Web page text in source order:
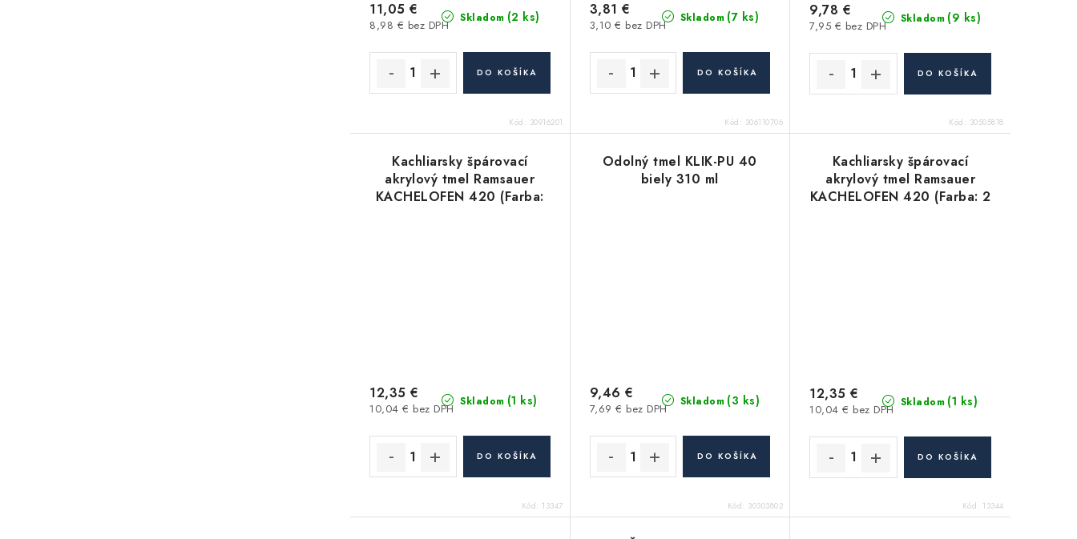
Skladom (2 ks)
8,98 € bez DPH
11,05 €
DO KOŠÍKA
Kód: 30916201
Skladom (7 ks)
3,10 € bez DPH
3,81 €
DO KOŠÍKA
Kód: 306110706
Skladom (9 ks)
7,95 € bez DPH
9,78 €
DO KOŠÍKA
Kód: 30505818
Kachliarsky špárovací
akrylový tmel Ramsauer
KACHELOFEN 420 (Farba:
Skladom (1 ks)
10,04 € bez DPH
12,35 €
DO KOŠÍKA
Kód: 13347
Odolný tmel KLIK-PU 40
biely 310 ml
Skladom (3 ks)
7,69 € bez DPH
9,46 €
DO KOŠÍKA
Kód: 30303802
Kachliarsky špárovací
akrylový tmel Ramsauer
KACHELOFEN 420 (Farba: 2
Skladom (1 ks)
10,04 € bez DPH
12,35 €
DO KOŠÍKA
Kód: 13344